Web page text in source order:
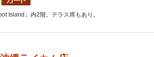
Island」内2階。テラス席もあり。